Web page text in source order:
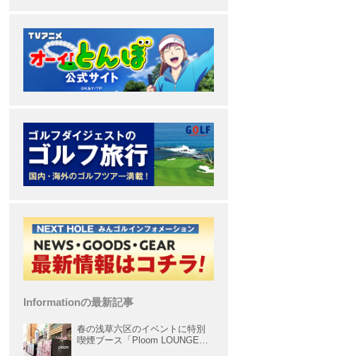
Informationの最新記事
春の浅草六区のイベントに特別
喫煙ブース「Ploom LOUNGE」